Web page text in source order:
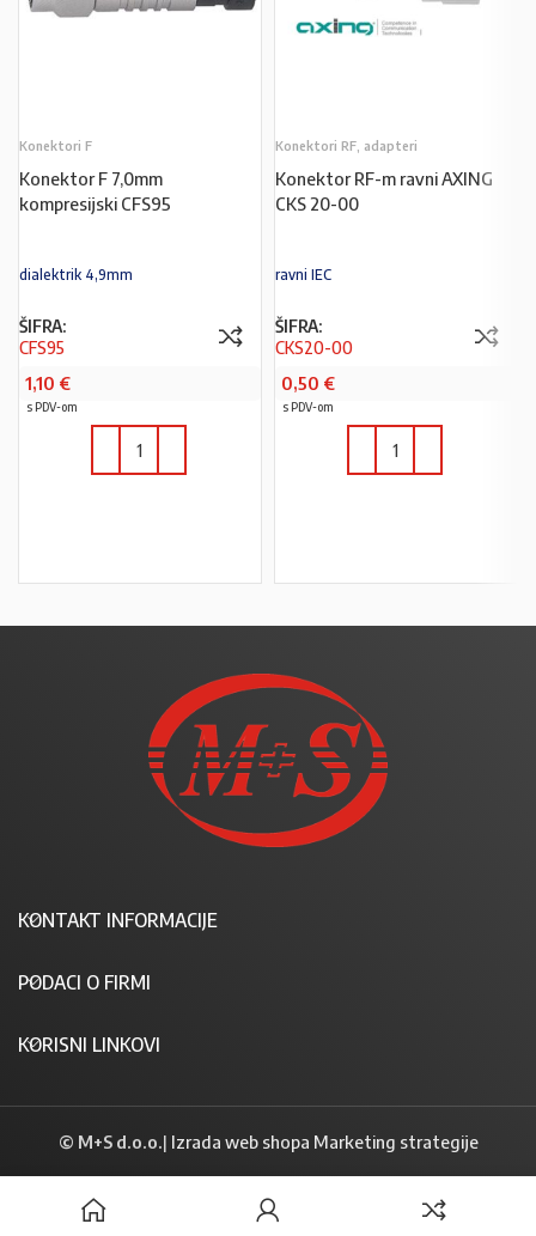
Konektori F
Konektor F 7,0mm
kompresijski CFS95
dialektrik 4,9mm
ŠIFRA:
CFS95
1,10 €
s PDV-om
Konektori RF, adapteri
Konektor RF-m ravni AXING
CKS 20-00
ravni IEC
ŠIFRA:
CKS20-00
0,50 €
s PDV-om
KONTAKT INFORMACIJE
PODACI O FIRMI
KORISNI LINKOVI
© M+S d.o.o.| Izrada web shopa Marketing strategije